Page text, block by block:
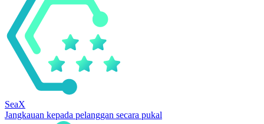
SeaX
Jangkauan kepada pelanggan secara pukal